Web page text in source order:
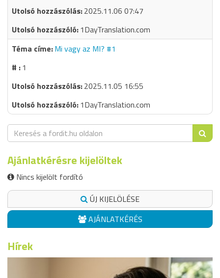
2025.11.06 07:47
1DayTranslation.com
Mi vagy az MI? #1
1
2025.11.05 16:55
1DayTranslation.com
Ajánlatkérésre kijelöltek
Nincs kijelölt fordító
ÚJ KIJELÖLÉSE
AJÁNLATKÉRÉS
Hírek